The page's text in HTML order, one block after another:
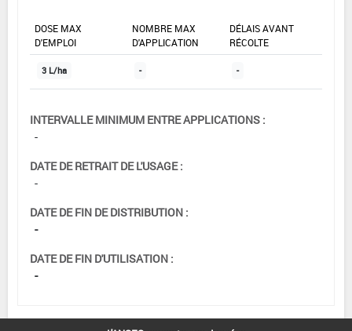
DOSE MAX
D'EMPLOI
NOMBRE MAX
D'APPLICATION
DÉLAIS AVANT
RÉCOLTE
3 L/ha - -
INTERVALLE MINIMUM ENTRE APPLICATIONS :
-
DATE DE RETRAIT DE L'USAGE :
-
DATE DE FIN DE DISTRIBUTION :
-
DATE DE FIN D'UTILISATION :
-